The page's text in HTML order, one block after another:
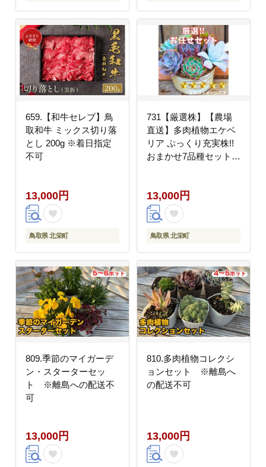
659.【和牛セレブ】鳥
取和牛 ミックス切り落
とし 200g ※着日指定
不可
13,000円
鳥取県 北栄町
731【厳選株】【農場
直送】多肉植物エケベ
リア ぷっくり充実株!!
おまかせ7品種セット※
送不可
13,000円
鳥取県 北栄町
809.季節のマイガーデ
ン・スターターセッ
ト ※離島への配送不
可
13,000円
810.多肉植物コレクシ
ョンセット ※離島へ
の配送不可
13,000円